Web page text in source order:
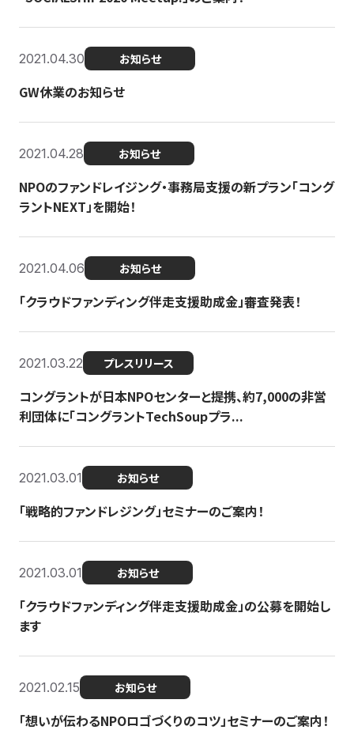
2021.04.30 お知らせ
GW休業のお知らせ
2021.04.28 お知らせ
NPOのファンドレイジング・事務局支援の新プラン「コング
ラントNEXT」を開始！
2021.04.06 お知らせ
「クラウドファンディング伴走支援助成金」審査発表！
2021.03.22 プレスリリース
コングラントが日本NPOセンターと提携、約7,000の非営
利団体に「コングラントTechSoupプラ...
2021.03.01 お知らせ
「戦略的ファンドレジング」セミナーのご案内！
2021.03.01 お知らせ
「クラウドファンディング伴走支援助成金」の公募を開始し
ます
2021.02.15 お知らせ
「想いが伝わるNPOロゴづくりのコツ」セミナーのご案内！